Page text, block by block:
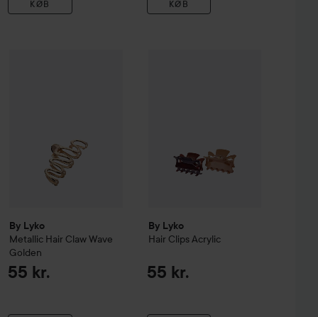
KØB KØB
By Lyko
Metallic Hair Claw Wave
Golden
55 kr.
By Lyko
Hair Clips Acrylic
55 kr.